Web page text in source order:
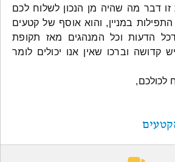
זו דבר מה שהיה מן הנכון לשלוח לכם
במניין, והוא אוסף של קטעים
הדעות וכל המנהגים מאז תקופת
קדושה וברכו שאין אנו יכולים לומר
לכולכם,